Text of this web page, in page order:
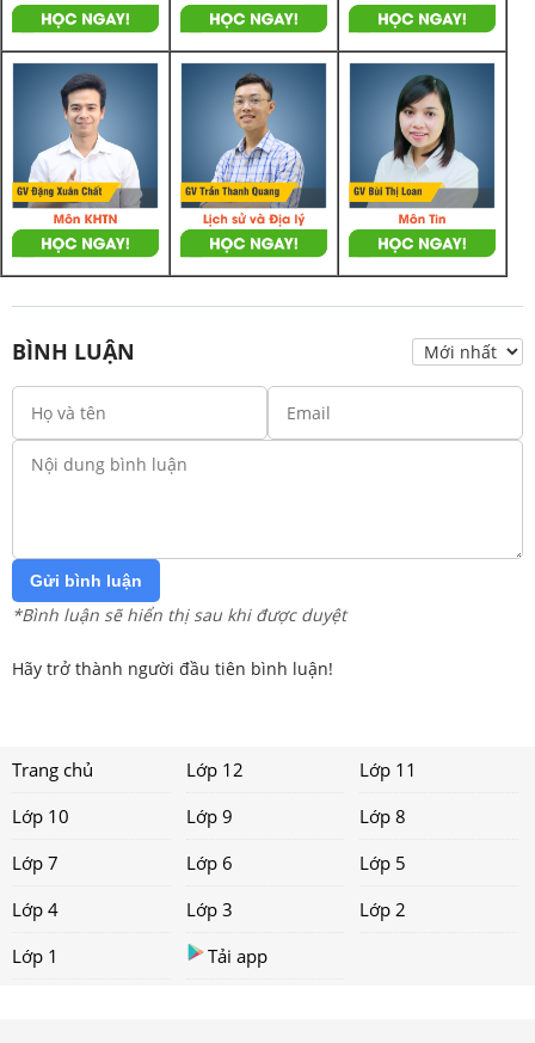
BÌNH LUẬN
Gửi bình luận
*Bình luận sẽ hiển thị sau khi được duyệt
Hãy trở thành người đầu tiên bình luận!
Trang chủ Lớp 12
Lớp 11
Lớp 10
Lớp 9
Lớp 8
Lớp 7
Lớp 6
Lớp 5
Lớp 4
Lớp 3
Lớp 2
Lớp 1
Tải app